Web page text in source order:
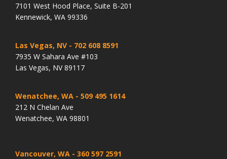
7101 West Hood Place, Suite B-201
Kennewick, WA 99336
Las Vegas, NV - 702 608 8591
7935 W Sahara Ave #103
Las Vegas, NV 89117
Wenatchee, WA - 509 495 1614
212 N Chelan Ave
Wenatchee, WA 98801
Vancouver, WA - 360 597 2591